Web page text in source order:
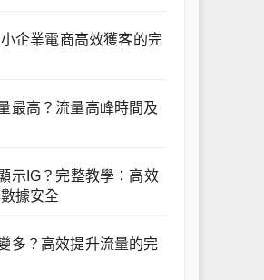
企業電商高效獲客的完
最高？流量高峰時間及
示IG？完整教學：高效
據安全
多？高效提升流量的完